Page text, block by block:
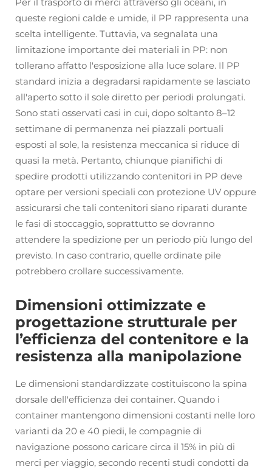
queste regioni calde e umide, il PP rappresenta una
scelta intelligente. Tuttavia, va segnalata una
limitazione importante dei materiali in PP: non
tollerano affatto l'esposizione alla luce solare. Il PP
standard inizia a degradarsi rapidamente se lasciato
all'aperto sotto il sole diretto per periodi prolungati.
Sono stati osservati casi in cui, dopo soltanto 8–12
settimane di permanenza nei piazzali portuali
esposti al sole, la resistenza meccanica si riduce di
quasi la metà. Pertanto, chiunque pianifichi di
spedire prodotti utilizzando contenitori in PP deve
optare per versioni speciali con protezione UV oppure
assicurarsi che tali contenitori siano riparati durante
le fasi di stoccaggio, soprattutto se dovranno
attendere la spedizione per un periodo più lungo del
previsto. In caso contrario, quelle ordinate pile
potrebbero crollare successivamente.
Dimensioni ottimizzate e
progettazione strutturale per
l’efficienza del contenitore e la
resistenza alla manipolazione
Le dimensioni standardizzate costituiscono la spina
dorsale dell'efficienza dei container. Quando i
container mantengono dimensioni costanti nelle loro
varianti da 20 e 40 piedi, le compagnie di
navigazione possono caricare circa il 15% in più di
merci per viaggio, secondo recenti studi condotti da